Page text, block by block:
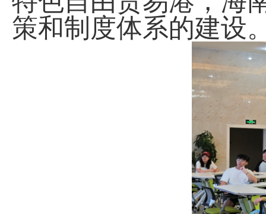
策和制度体系的建设